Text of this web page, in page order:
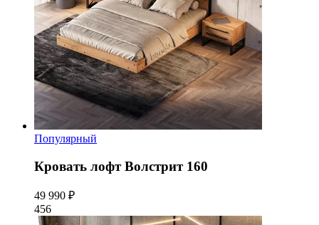
Популярный
Кровать лофт Волстрит 160
49 990 ₽
456